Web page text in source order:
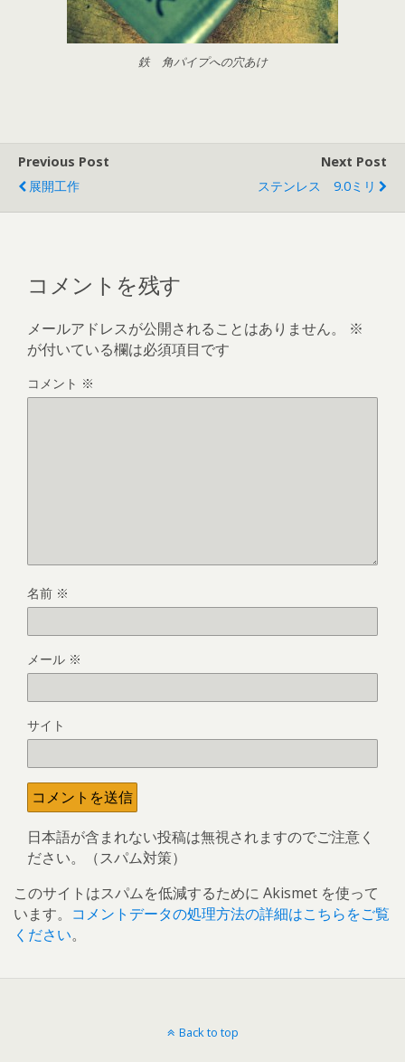
鉄 角パイプへの穴あけ
Previous Post
展開工作
Next Post
ステンレス 9.0ミリ
コメントを残す
メールアドレスが公開されることはありません。
※
が付いている欄は必須項目です
コメント ※
名前 ※
メール ※
サイト
日本語が含まれない投稿は無視されますのでご注意く
ださい。（スパム対策）
このサイトはスパムを低減するために Akismet を使って
います。 コメントデータの処理方法の詳細はこちらをご覧
ください。
Back to top